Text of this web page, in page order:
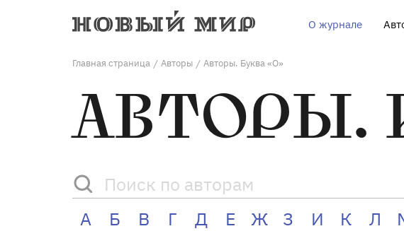
О журнале
Главная страница / Авторы / Авторы. Буква «О»
АВТОРЫ.
А Б В Г Д Е Ж З И К Л